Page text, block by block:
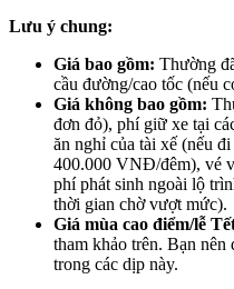
Lưu ý chung:
Giá bao gồm: Thường
cầu đường/cao tốc (nếu
Giá không bao gồm:
đơn đỏ), phí giữ xe tại
ăn nghỉ của tài xế (nếu
400.000 VNĐ/đêm), vé
phí phát sinh ngoài lộ
thời gian chờ vượt mức).
Giá mùa cao điểm/lễ
tham khảo trên. Bạn
trong các dịp này.